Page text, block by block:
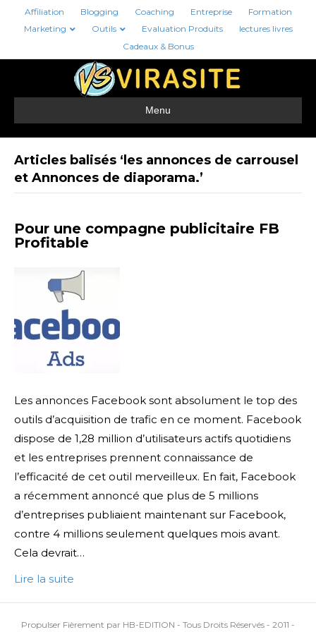
Affiliation Blogging Coaching Entreprise
Formation
Marketing
Outils Evaluation Produits
lectures livres
Cadeaux & Bonus
Menu
Articles balisés ‘les annonces de carrousel
et Annonces de diaporama.’
Pour une compagne publicitaire FB
Profitable
Les annonces Facebook sont absolument le top des
outils d’acquisition de trafic en ce moment. Facebook
dispose de 1,28 million d’utilisateurs actifs quotidiens
et les entreprises prennent connaissance de
l’efficacité de cet outil merveilleux. En fait, Facebook
a récemment annoncé que plus de 5 millions
d’entreprises publiaient maintenant sur Facebook,
contre 4 millions seulement quelques mois avant.
Cela devrait…
Lire la suite
Propulser Fièrement par HB-EDITION - Tous Droits Réservés - 2011 -